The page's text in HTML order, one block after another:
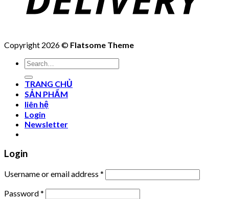
Copyright 2026 © Flatsome Theme
Search
for:
TRANG CHỦ
SẢN PHẨM
liên hệ
Login
Newsletter
Login
Username or email address *
Password*